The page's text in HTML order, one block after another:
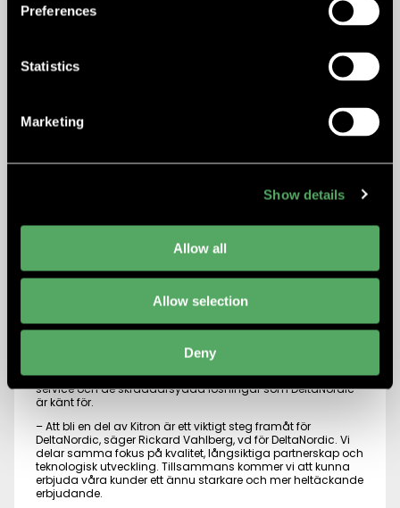
Preferences
Statistics
Marketing
Show details
Allow all
Allow selection
Deny
DeltaNordic är stolta över att meddela att vi nu är en del av
, en internationell ledare inom elektronikproduktion och
avancerade industriella lösningar. Förvärvet markerar en
viktig milstolpe i vår fortsatta tillväxtresa och stärker vår
elektronik till kunder i Norden och internationellt.
Genom att bli en del av Kitron får DeltaNordic tillgång till ett
bredare globalt nätverk, utökad produktionskapacitet och
ytterligare teknologiska resurser. Detta skapar nya
möjligheter för innovation och expansion, samtidigt som vi
säkerställer att våra kunder fortsatt får den personliga
service och de skräddarsydda lösningar som DeltaNordic
är känt för.
– Att bli en del av Kitron är ett viktigt steg framåt för
DeltaNordic, sägerRickard Vahlberg, vd för DeltaNordic. Vi
delar samma fokus på kvalitet, långsiktiga partnerskap och
teknologisk utveckling. Tillsammans kommer vi att kunna
erbjuda våra kunder ett ännu starkare och mer heltäckande
erbjudande.